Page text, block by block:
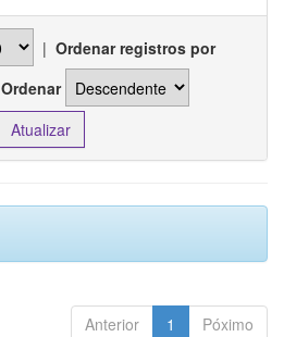
| Ordenar registros por
Ordenar
Anterior 1 Póximo